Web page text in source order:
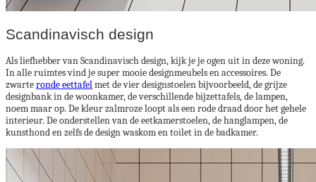
Scandinavisch design
Als liefhebber van Scandinavisch design, kijk je je ogen uit in deze woning.
In alle ruimtes vind je super mooie designmeubels en accessoires. De
zwarteronde eettafelmet de vier designstoelen bijvoorbeeld, de grijze
designbank in de woonkamer, de verschillende bijzettafels, de lampen,
noem maar op. De kleur zalmroze loopt als een rode draad door het gehele
interieur. De onderstellen van de eetkamerstoelen, de hanglampen, de
kunsthond en zelfs de design waskom en toilet in de badkamer.